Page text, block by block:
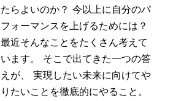
たらよいのか？ 今以上に自分のパ
フォーマンスを上げるためには？
最近そんなことをたくさん考えて
います。 そこで出てきた一つの答
えが、 実現したい未来に向けてや
りたいことを徹底的にやること。